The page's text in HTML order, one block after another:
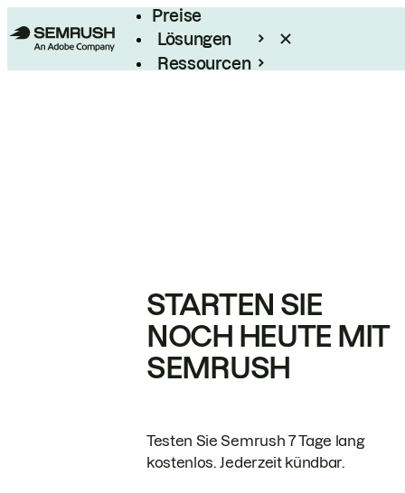
Preise
Lösungen
Ressourcen
STARTEN SIE
NOCH HEUTE MIT
SEMRUSH
Testen Sie Semrush 7 Tage lang
kostenlos. Jederzeit kündbar.